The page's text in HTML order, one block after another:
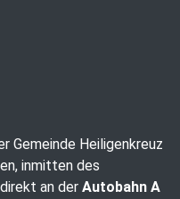
Gemeinde Heiligenkreuz
inmitten des
an der Autobahn A